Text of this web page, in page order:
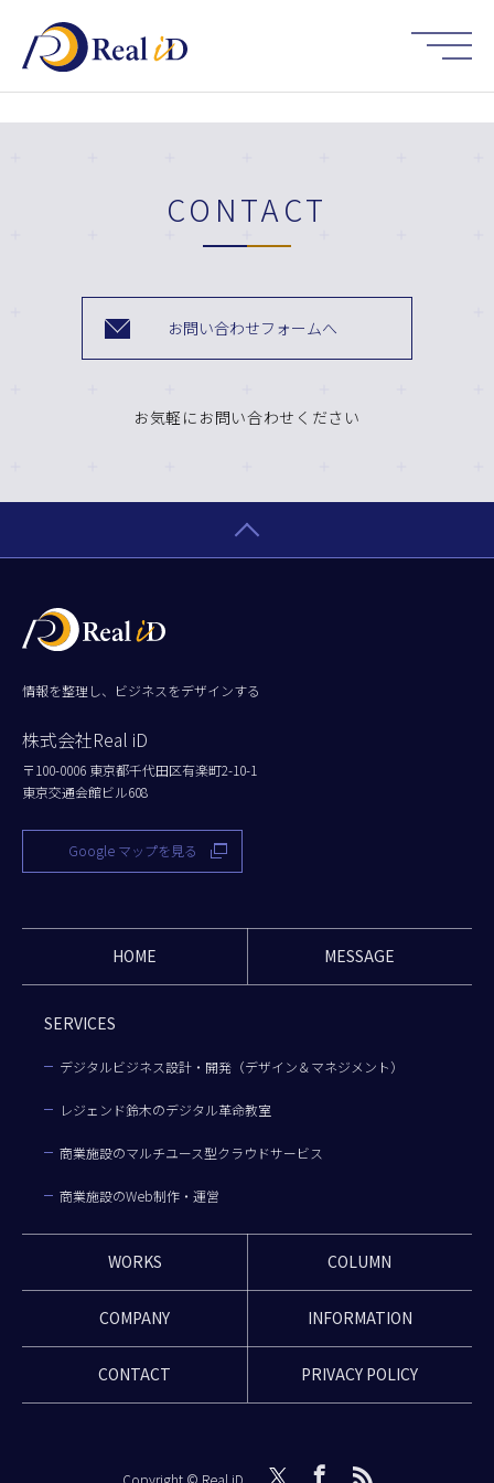
CONTACT
お問い合わせフォームへ
お気軽にお問い合わせください
情報を整理し、ビジネスをデザインする
株式会社Real iD
〒100-0006 東京都千代田区有楽町2-10-1
東京交通会館ビル608
Google マップを見る
HOME MESSAGE
SERVICES
デジタルビジネス設計・開発（デザイン＆マネジメント）
レジェンド鈴木のデジタル革命教室
商業施設のマルチユース型クラウドサービス
商業施設のWeb制作・運営
WORKS COLUMN
COMPANY INFORMATION
CONTACT PRIVACY POLICY
Copyright © Real iD